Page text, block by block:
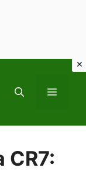
MENU
CR7: